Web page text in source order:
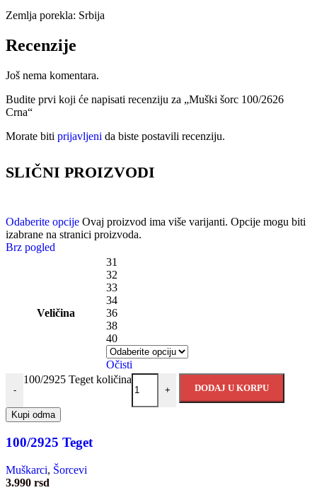
Zemlja porekla: Srbija
Recenzije
Još nema komentara.
Budite prvi koji će napisati recenziju za „Muški šorc 100/2626
Crna“
Morate biti prijavljeni da biste postavili recenziju.
SLIČNI PROIZVODI
Odaberite opcije Ovaj proizvod ima više varijanti. Opcije mogu biti
izabrane na stranici proizvoda.
Brz pogled
Veličina
31
32
33
34
36
38
40
Očisti
-
100/2925 Teget količina
+ DODAJ U KORPU
Kupi odma
100/2925 Teget
Muškarci, Šorcevi
3.990 rsd